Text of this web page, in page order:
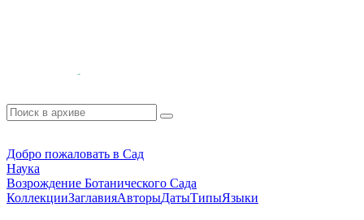
Добро пожаловать в Сад
Наука
Возрождение Ботанического Сада
КоллекцииЗаглавияАвторыДатыТипыЯзыки